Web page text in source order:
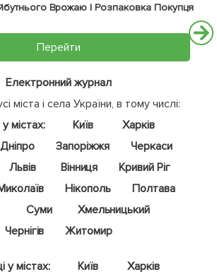
Врожаю | Розпаковка Покупця
Перейти
Електронний журнал
міста і села України, в тому числі:
містах:
Київ
Харків
Дніпро Запоріжжя
Черкаси
Львів Вінниця
Кривий Ріг
Нікополь
Полтава
Суми
Хмельницький
Чернігів
Житомир
у містах: Київ
Харків